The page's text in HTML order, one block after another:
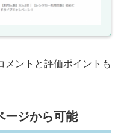
メントと評価ポイントも
ージから可能